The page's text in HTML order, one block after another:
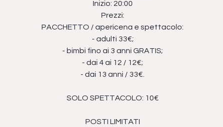
Inizio: 20:00
Prezzi:
PACCHETTO / apericena e spettacolo:
- adulti 33€;
- bimbi fino ai 3 anni GRATIS;
- dai 4 ai 12 / 12€;
- dai 13 anni / 33€.
SOLO SPETTACOLO: 10€
POSTI LIMITATI